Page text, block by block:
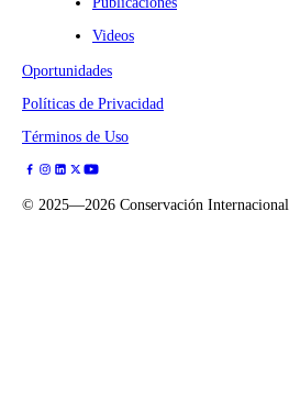
Videos
Oportunidades
Políticas de Privacidad
Términos de Uso
© 2025—2026 Conservación Internacional